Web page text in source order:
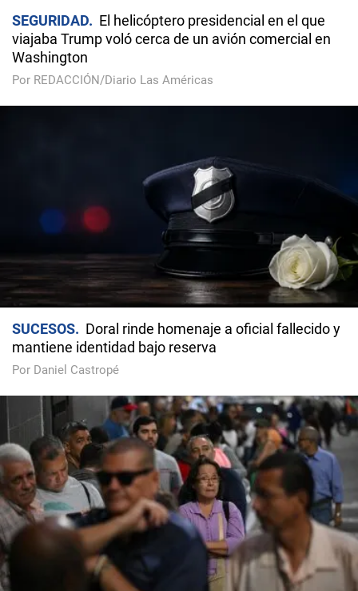
SEGURIDAD
El helicóptero presidencial en el que
viajaba Trump voló cerca de un avión comercial en
Washington
Por REDACCIÓN/Diario Las Américas
SUCESOS
Doral rinde homenaje a oficial fallecido y
mantiene identidad bajo reserva
Por Daniel Castropé